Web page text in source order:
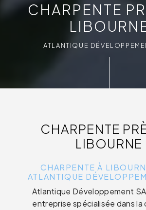
CHARPENTE
ATLANTIQUE
CHARPENTE
LIBOURNE
CHARPENTE À
ATLANTIQUE
Atlantique Développement
entreprise spécialisée dans la